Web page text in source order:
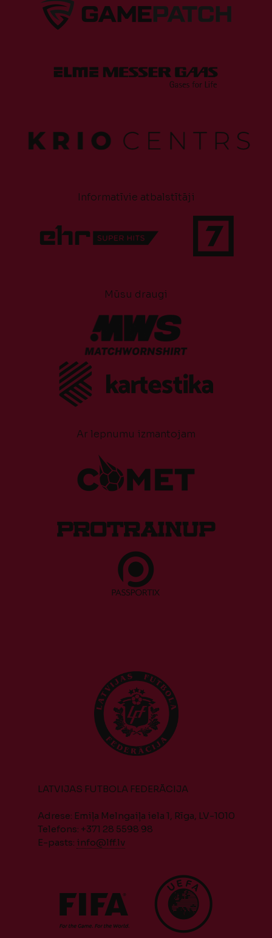
Informatīvie atbalstītāji
Mūsu draugi
Ar lepnumu izmantojam
LATVIJAS FUTBOLA FEDERĀCIJA
Adrese: Emiļa Melngaiļa iela 1, Rīga, LV-1010
Telefons: +371 28 5598 98
E-pasts: info@lff.lv